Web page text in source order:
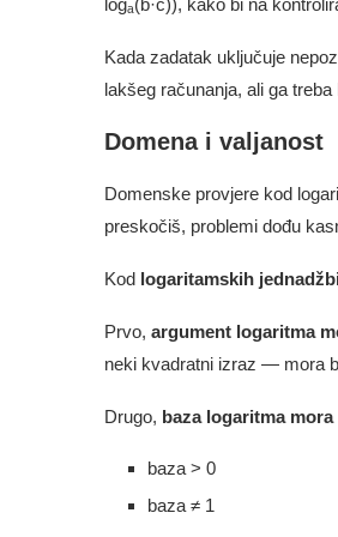
Kada zadatak uključuje
lakšeg računanja, ali ga
Domena i valjanost
Domenske provjere kod
preskočiš, problemi dođu
Kod logaritamskih jednadžbi
Prvo, argument logaritma
neki kvadratni izraz — mora
Drugo, baza logaritma
baza > 0
baza ≠ 1